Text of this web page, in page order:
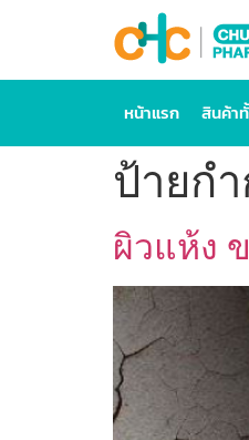
หน้าแรก สินค้า
ป้ายก
ผิวแห้ง